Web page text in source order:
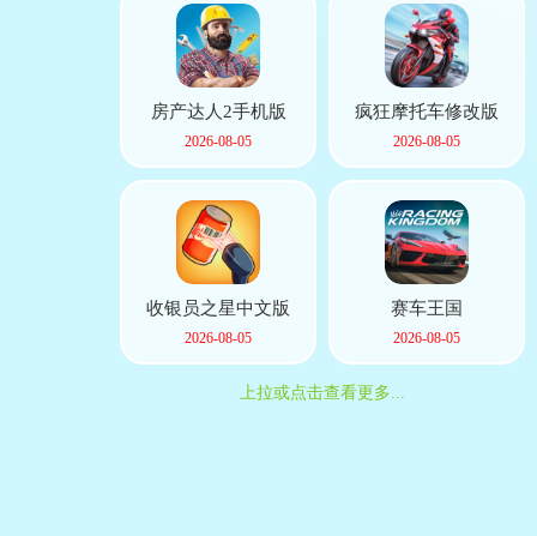
房产达人2手机版
2026-08-05
疯狂摩托车修改版
2026-08-05
收银员之星中文版
2026-08-05
赛车王国
2026-08-05
上拉或点击查看更多...